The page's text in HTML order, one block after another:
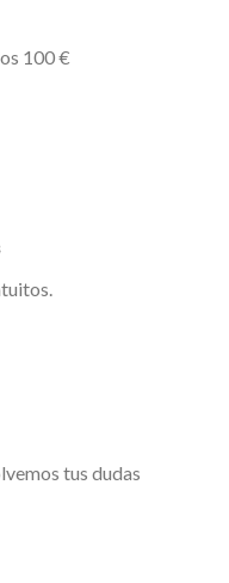
100 €
tus dudas